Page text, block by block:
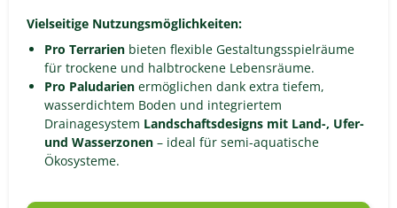
Vielseitige Nutzungsmöglichkeiten:
Pro Terrarien bieten flexible Gestaltungsspielräume
für trockene und halbtrockene Lebensräume.
Pro Paludarien ermöglichen dank extra tiefem,
wasserdichtem Boden und integriertem
Drainagesystem Landschaftsdesigns mit Land-, Ufer-
und Wasserzonen – ideal für semi-aquatische
Ökosysteme.